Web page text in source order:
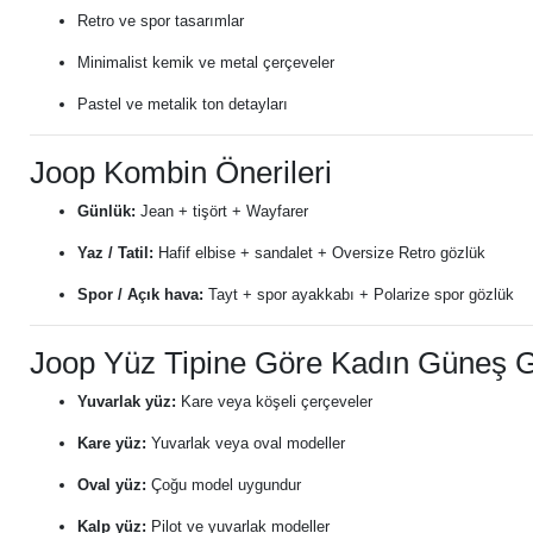
Retro ve spor tasarımlar
Minimalist kemik ve metal çerçeveler
Pastel ve metalik ton detayları
Joop Kombin Önerileri
Günlük: Jean + tişört + Wayfarer
Yaz / Tatil: Hafif elbise + sandalet + Oversize Retro gözlük
Spor / Açık hava: Tayt + spor ayakkabı + Polarize spor gözlük
Joop Yüz Tipine Göre Kadın Güneş
Yuvarlak yüz: Kare veya köşeli çerçeveler
Kare yüz: Yuvarlak veya oval modeller
Oval yüz: Çoğu model uygundur
Kalp yüz: Pilot ve yuvarlak modeller